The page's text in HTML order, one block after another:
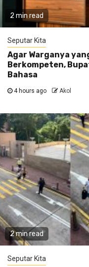
2 min read
Seputar Kita
Agar Warganya
Berkompeten,
Bahasa
4 hours ago Akol
2 min read
Seputar Kita